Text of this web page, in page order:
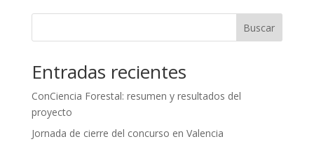
Buscar
Entradas recientes
ConCiencia Forestal: resumen y resultados del
proyecto
Jornada de cierre del concurso en Valencia